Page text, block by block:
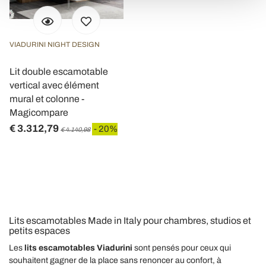
e imposta le tue preferenze nella
modificare o ritirare il tuo consenso in qualsiasi momento
Utilizziamo i cookie per personalizzare contenuti ed
annunci, per fornire funzionalità dei social media e per
analizzare il nostro traffico. Condividiamo inoltre
informazioni sul modo in cui utilizza il nostro sito con i
nostri partner che si occupano di analisi dei dati web,
pubblicità e social media, i quali potrebbero combinarle
VIADURINI NIGHT DESIGN
Lit double escamotable
vertical avec élément
mural et colonne -
Magicompare
€ 3.312,79 € 4.140,98 - 20%
Lits escamotables Made in Italy pour chambres, studios et
petits espaces
Les lits escamotables Viadurini sont pensés pour ceux qui
souhaitent gagner de la place sans renoncer au confort, à